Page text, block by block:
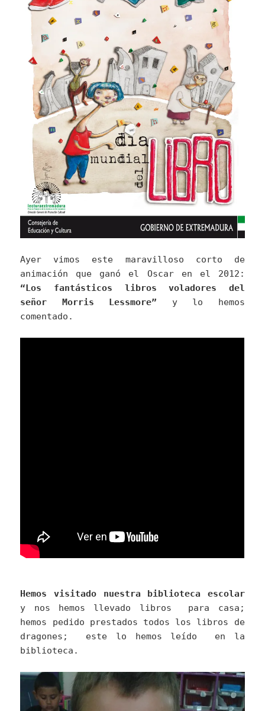
Ayer vimos este maravilloso corto de
animación que ganó el Oscar en el 2012:
“Los fantásticos libros voladores del
señor Morris Lessmore” y lo hemos
comentado.
Hemos visitado nuestra biblioteca escolar
y nos hemos llevado libros para casa;
hemos pedido prestados todos los libros de
dragones; este lo hemos leído en la
biblioteca.